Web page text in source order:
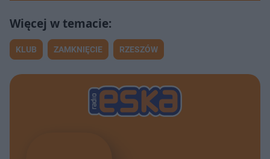
KLUB ZAMKNIĘCIE RZESZÓW